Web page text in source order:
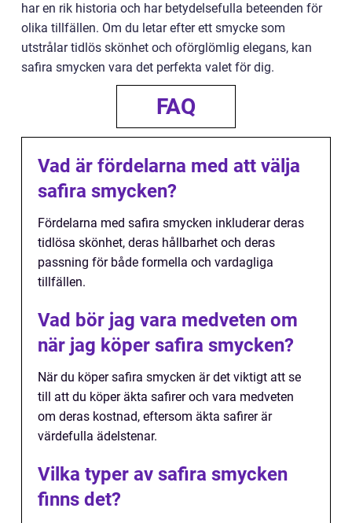
har en rik historia och har betydelsefulla beteenden för
olika tillfällen. Om du letar efter ett smycke som
utstrålar tidlös skönhet och oförglömlig elegans, kan
safira smycken vara det perfekta valet för dig.
FAQ
Vad är fördelarna med att välja
safira smycken?
Fördelarna med safira smycken inkluderar deras
tidlösa skönhet, deras hållbarhet och deras
passning för både formella och vardagliga
tillfällen.
Vad bör jag vara medveten om
när jag köper safira smycken?
När du köper safira smycken är det viktigt att se
till att du köper äkta safirer och vara medveten
om deras kostnad, eftersom äkta safirer är
värdefulla ädelstenar.
Vilka typer av safira smycken
finns det?